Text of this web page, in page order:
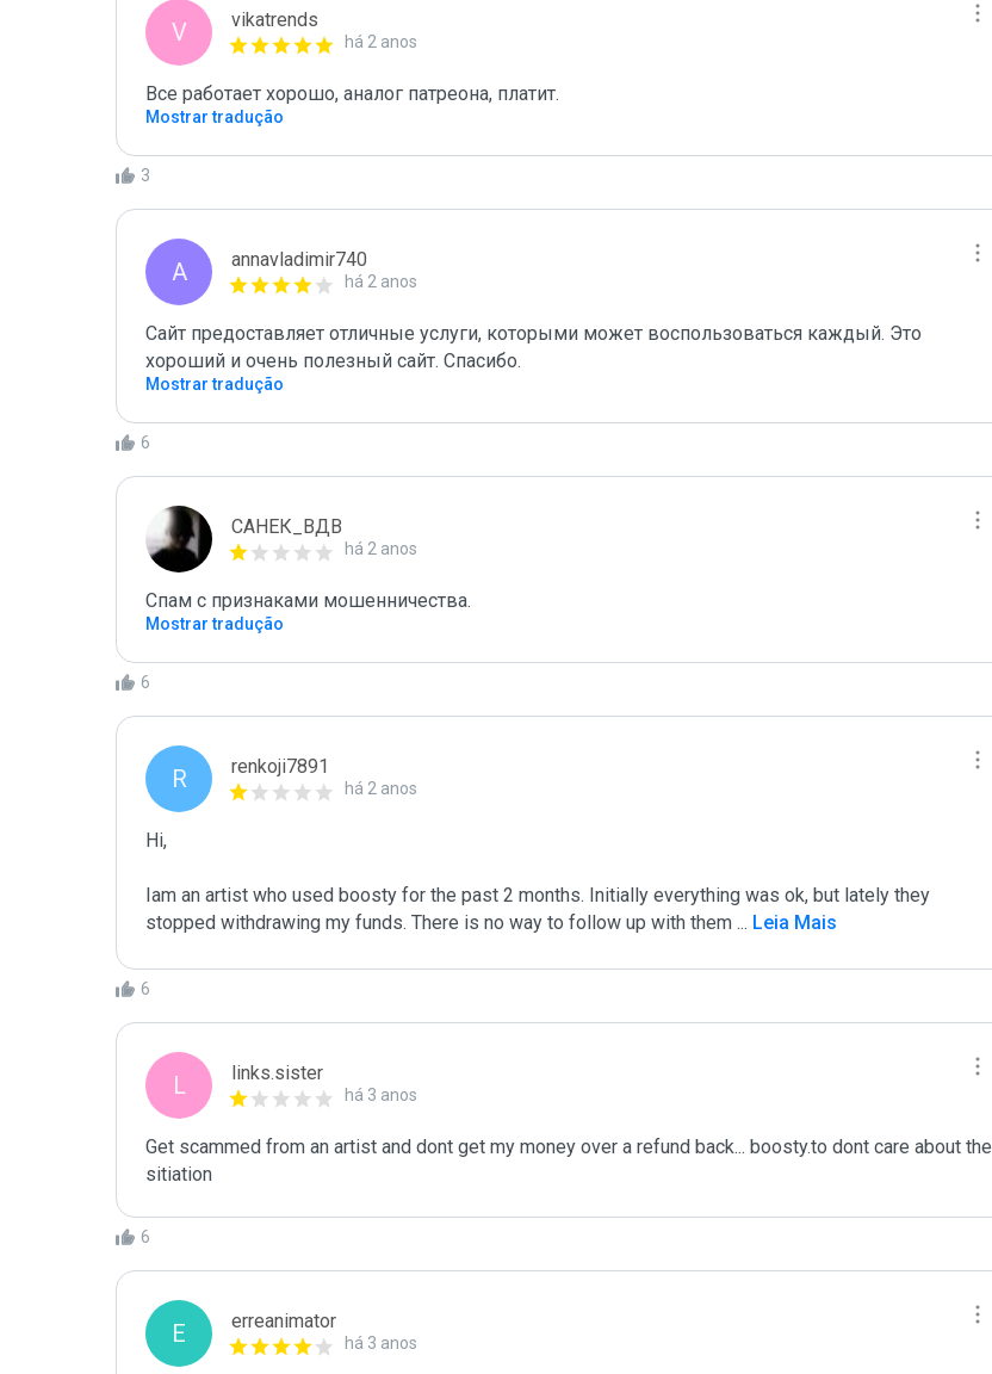
V vikatrends
há 2 anos
Все работает хорошо, аналог патреона, платит.
Mostrar tradução
3
A annavladimir740
há 2 anos
Сайт предоставляет отличные услуги, которыми может воспользоваться каждый. Это
хороший и очень полезный сайт. Спасибо.
Mostrar tradução
6
САНЕК_ВДВ
há 2 anos
Спам с признаками мошенничества.
Mostrar tradução
6
R renkoji7891
há 2 anos
Hi,
Iam an artist who used boosty for the past 2 months. Initially everything was ok, but lately they
stopped withdrawing my funds. There is no way to follow up with them ... Leia Mais
6
L links.sister
há 3 anos
Get scammed from an artist and dont get my money over a refund back... boosty.to dont care about the
sitiation
6
E erreanimator
há 3 anos